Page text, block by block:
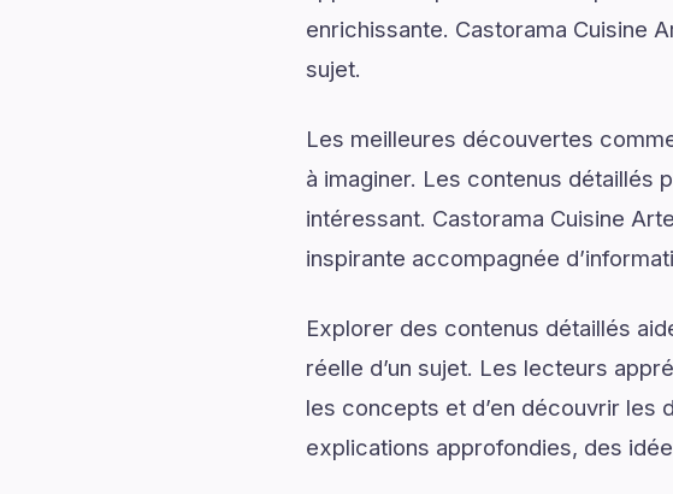
enrichissante. Castorama Cuisine
sujet.
Les meilleures découvertes
à imaginer. Les contenus détaillés
intéressant. Castorama Cuisine
inspirante accompagnée
Explorer des contenus détaillés
réelle d’un sujet. Les lecteurs
les concepts et d’en découvrir les
explications approfondies, des